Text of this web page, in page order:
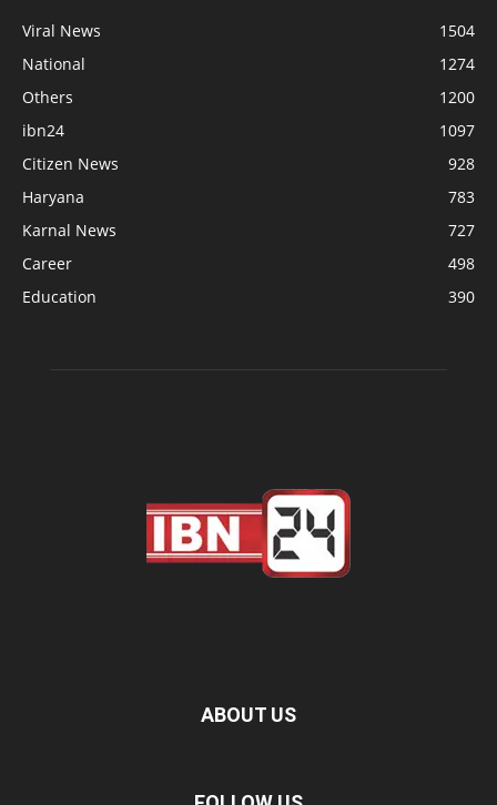
Viral News
1504
National
1274
Others
1200
ibn24
1097
Citizen News
928
Haryana
783
Karnal News
727
Career
498
Education
390
ABOUT US